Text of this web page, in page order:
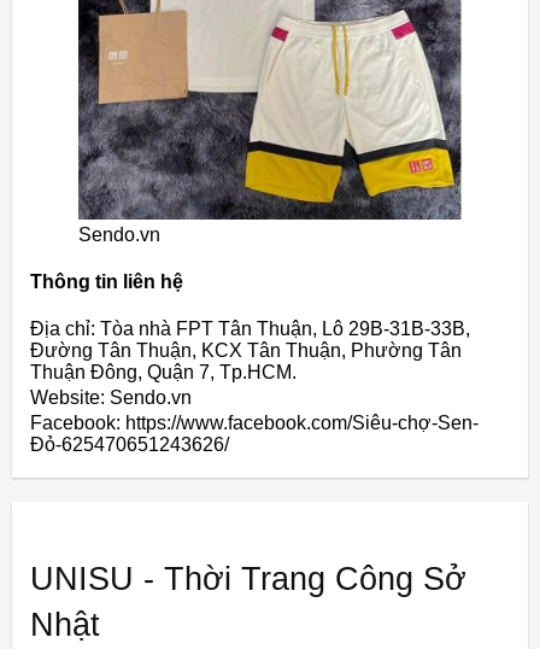
Sendo.vn
Thông tin liên hệ
Địa chỉ: Tòa nhà FPT Tân Thuận, Lô 29B-31B-33B,
Đường Tân Thuận, KCX Tân Thuận, Phường Tân
Thuận Đông, Quận 7, Tp.HCM.
Website: Sendo.vn
Facebook: https://www.facebook.com/Siêu-chợ-Sen-
Đỏ-625470651243626/
UNISU - Thời Trang Công Sở
Nhật